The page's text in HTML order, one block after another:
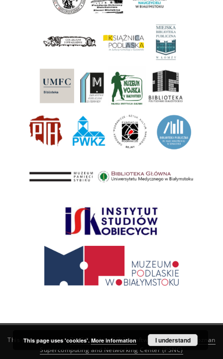
This service runs onDInGO dLibra 6.3.21software created by
Poznan
Supercomputing and Networking Center (PSNC)
This page uses 'cookies'. More information I understand